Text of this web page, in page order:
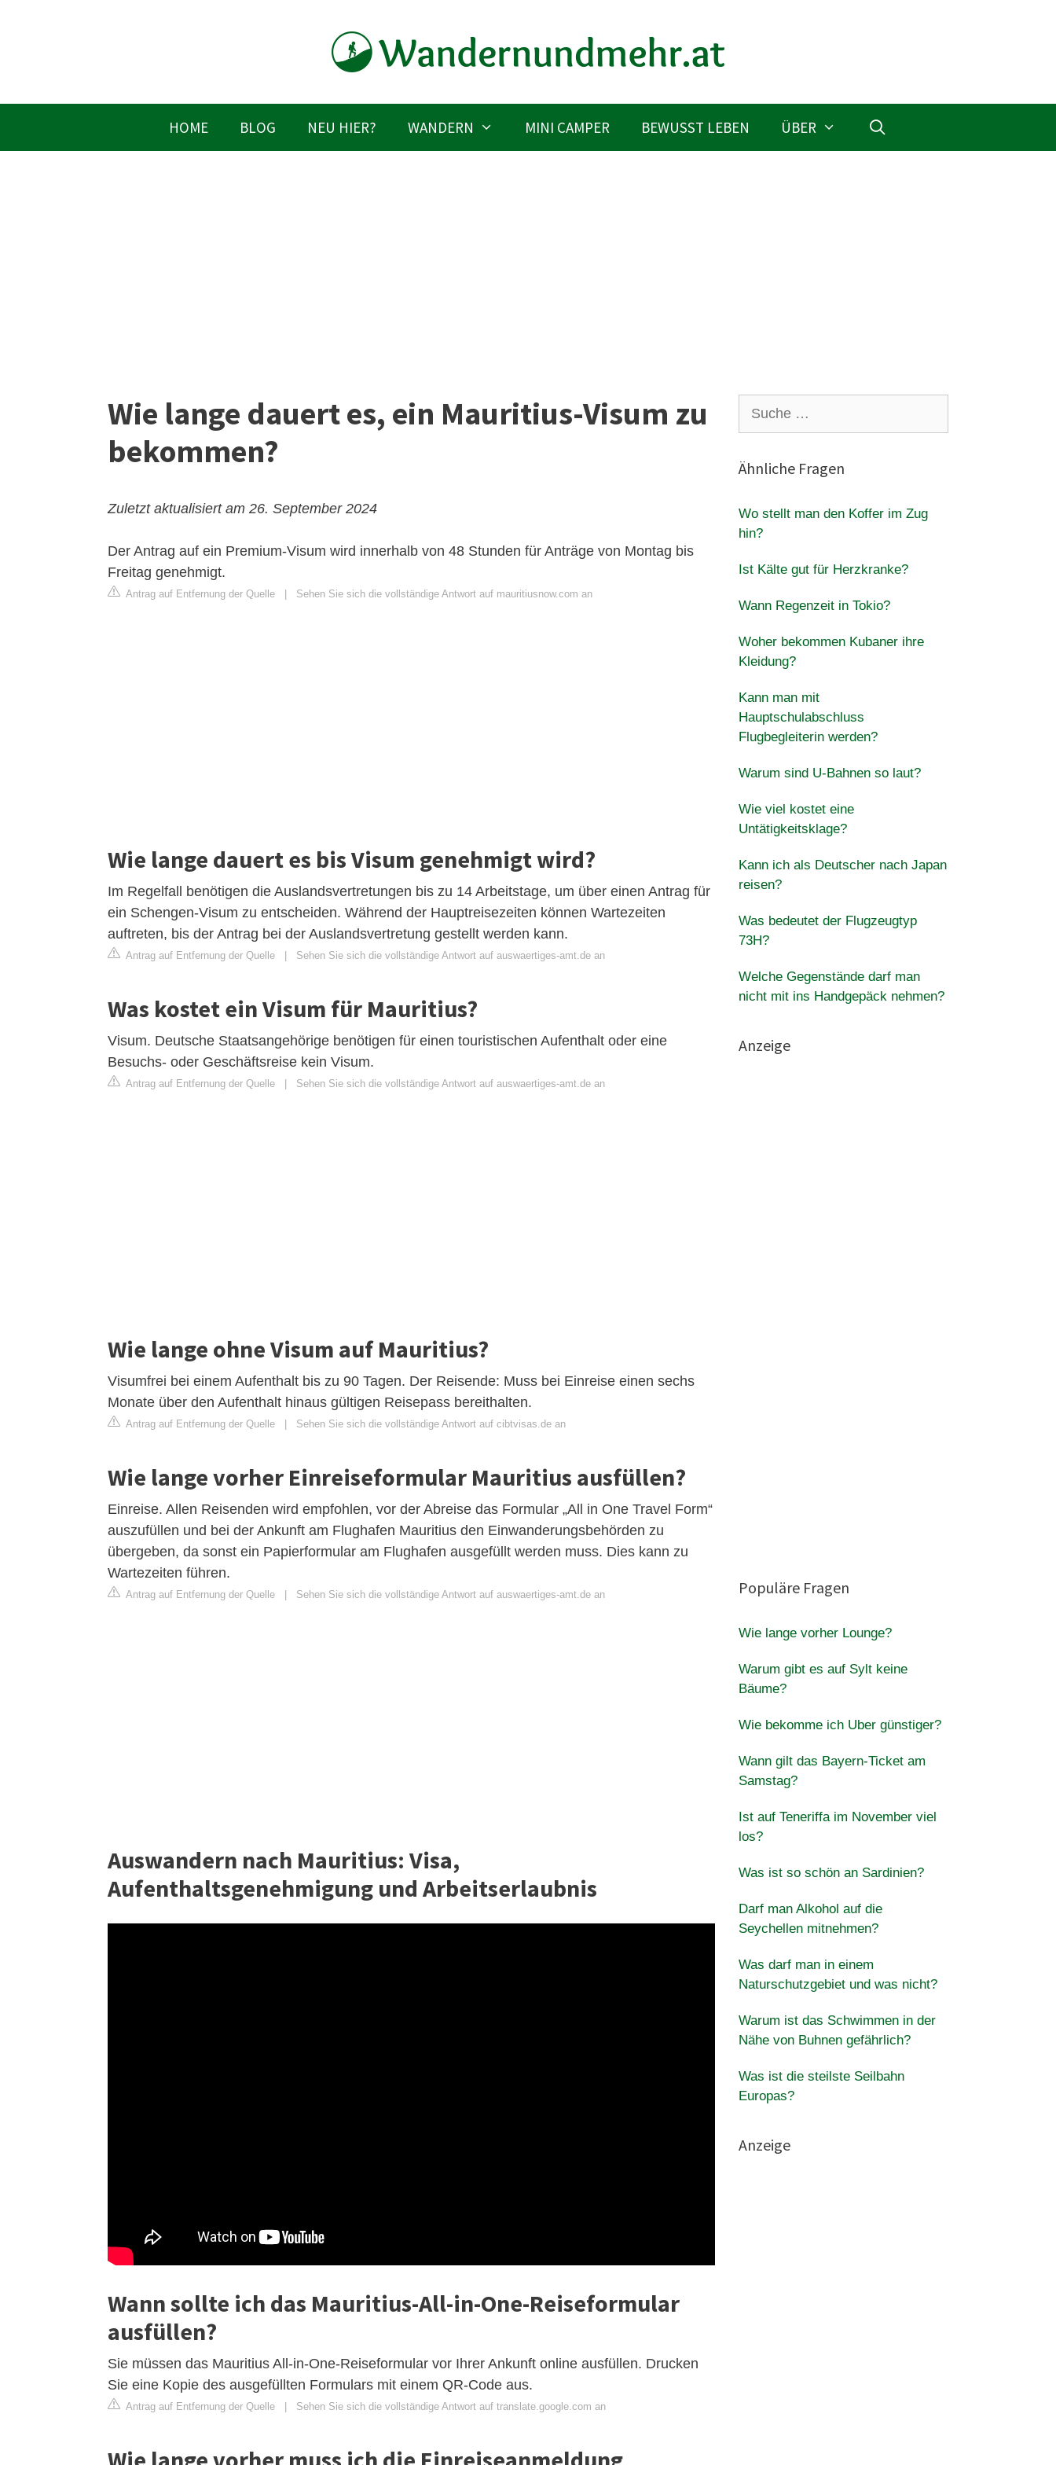
HOME BLOG NEU HIER? WANDERN MINI CAMPER BEWUSST LEBEN ÜBER
Wie lange dauert es, ein Mauritius-Visum zu
bekommen?
Zuletzt aktualisiert am 26. September 2024
Der Antrag auf ein Premium-Visum wird innerhalb von 48 Stunden für Anträge von Montag bis
Freitag genehmigt.
Antrag auf Entfernung der Quelle Sehen Sie sich die vollständige Antwort auf mauritiusnow.com an
Wie lange dauert es bis Visum genehmigt wird?
Im Regelfall benötigen die Auslandsvertretungen bis zu 14 Arbeitstage, um über einen Antrag für
ein Schengen-Visum zu entscheiden. Während der Hauptreisezeiten können Wartezeiten
auftreten, bis der Antrag bei der Auslandsvertretung gestellt werden kann.
Antrag auf Entfernung der Quelle Sehen Sie sich die vollständige Antwort auf auswaertiges-amt.de an
Was kostet ein Visum für Mauritius?
Visum. Deutsche Staatsangehörige benötigen für einen touristischen Aufenthalt oder eine
Besuchs- oder Geschäftsreise kein Visum.
Antrag auf Entfernung der Quelle Sehen Sie sich die vollständige Antwort auf auswaertiges-amt.de an
Wie lange ohne Visum auf Mauritius?
Visumfrei bei einem Aufenthalt bis zu 90 Tagen. Der Reisende: Muss bei Einreise einen sechs
Monate über den Aufenthalt hinaus gültigen Reisepass bereithalten.
Antrag auf Entfernung der Quelle Sehen Sie sich die vollständige Antwort auf cibtvisas.de an
Wie lange vorher Einreiseformular Mauritius ausfüllen?
Einreise. Allen Reisenden wird empfohlen, vor der Abreise das Formular „All in One Travel Form“
auszufüllen und bei der Ankunft am Flughafen Mauritius den Einwanderungsbehörden zu
übergeben, da sonst ein Papierformular am Flughafen ausgefüllt werden muss. Dies kann zu
Wartezeiten führen.
Antrag auf Entfernung der Quelle Sehen Sie sich die vollständige Antwort auf auswaertiges-amt.de an
Auswandern nach Mauritius: Visa,
Aufenthaltsgenehmigung und Arbeitserlaubnis
Wann sollte ich das Mauritius-All-in-One-Reiseformular
ausfüllen?
Sie müssen das Mauritius All-in-One-Reiseformular vor Ihrer Ankunft online ausfüllen. Drucken
Sie eine Kopie des ausgefüllten Formulars mit einem QR-Code aus.
Antrag auf Entfernung der Quelle | Sehen Sie sich die vollständige Antwort auf translate.google.com an
nach:
Ähnliche Fragen
Wo stellt man den Koffer im Zug
hin?
Ist Kälte gut für Herzkranke?
Wann Regenzeit in Tokio?
Woher bekommen Kubaner ihre
Kleidung?
Kann man mit
Hauptschulabschluss
Flugbegleiterin werden?
Warum sind U-Bahnen so laut?
Wie viel kostet eine
Untätigkeitsklage?
Kann ich als Deutscher nach Japan
reisen?
Was bedeutet der Flugzeugtyp
73H?
Welche Gegenstände darf man
nicht mit ins Handgepäck nehmen?
Anzeige
Populäre Fragen
Wie lange vorher Lounge?
Warum gibt es auf Sylt keine
Bäume?
Wie bekomme ich Uber günstiger?
Wann gilt das Bayern-Ticket am
Samstag?
Ist auf Teneriffa im November viel
los?
Was ist so schön an Sardinien?
Darf man Alkohol auf die
Seychellen mitnehmen?
Was darf man in einem
Naturschutzgebiet und was nicht?
Warum ist das Schwimmen in der
Nähe von Buhnen gefährlich?
Was ist die steilste Seilbahn
Europas?
Anzeige